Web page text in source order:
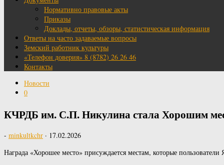
Нормативно правовые акты
Приказы
Доклады, отчеты, обзоры, статистическая информация
Ответы на часто задаваемые вопросы
Земский работник культуры
«Телефон доверия» 8 (8782) 26 26 46
Контакты
Новости
0
КЧРДБ им. С.П. Никулина стала Хорошим
- minkultkchr · 17.02.2026
Награда «Хорошее место» присуждается местам, которые